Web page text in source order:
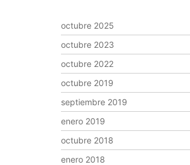
octubre 2025
octubre 2023
octubre 2022
octubre 2019
septiembre 2019
enero 2019
octubre 2018
enero 2018